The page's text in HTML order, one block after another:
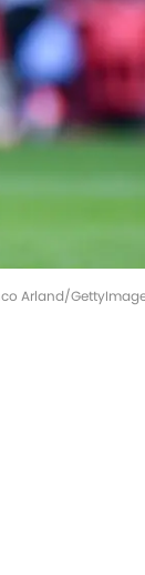
Arland/